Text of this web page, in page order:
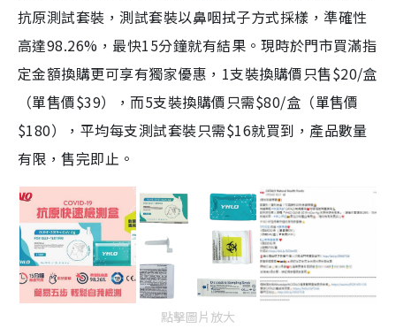
抗原測試套裝，測試套裝以鼻咽拭子方式採樣，準確性
高達98.26%，最快15分鐘就有結果。現時於門市買滿指
定金額換購更可享有獨家優惠，1支裝換購價只售$20/盒
（單售價$39），而5支裝換購價只需$80/盒（單售價
$180），平均每支測試套裝只需$16就買到，產品數量
有限，售完即止。
點擊圖片放大